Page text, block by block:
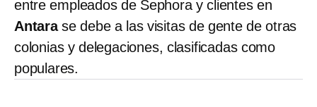
entre empleados de Sephora y clientes en
Antarase debe a las visitas de gente de otras
colonias y delegaciones, clasificadas como
populares.